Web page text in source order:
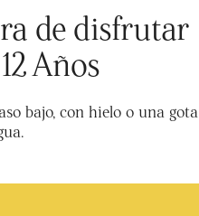
alcohólica: 43%
de disfrutar
Años
bajo, con hielo o una gota